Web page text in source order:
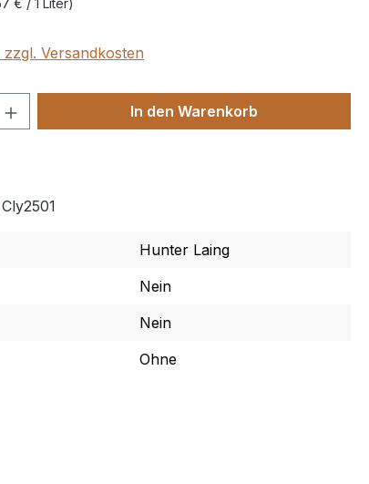
€ / 1 Liter)
Versandkosten
Gib den gewünschten Wert
In den Warenkorb
Cly2501
Hunter Laing
Nein
Nein
Ohne